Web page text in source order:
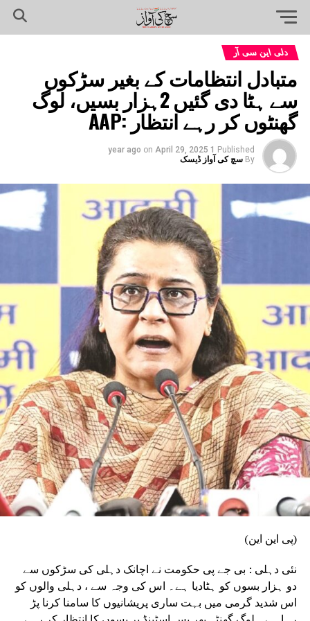
دلی این سی آر
متبادل انتظامات کے بغیر سڑکوں
سے ہٹا دی گئیں 2ہزار بسیں، لوگ
گھنٹوں کر رہے انتظار :AAP
Published
1 year ago
on April 29, 2025
By سچ کی آواز ڈیسک
(پی این این)
نئی دہلی : بی جے پی حکومت نے اچانک دہلی کی سڑکوں سے
دو ہزار بسوں کو ہٹادیا ہے۔ اس کی وجہ سے ، دہلی والوں کو
اس شدید گرمی میں بہت ساری پریشانیوں کا سامنا کرنا پڑ